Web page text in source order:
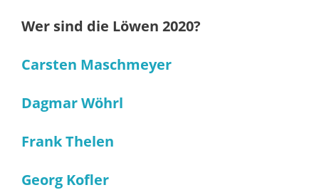
Wer sind die Löwen 2020?
Carsten Maschmeyer
Dagmar Wöhrl
Frank Thelen
Georg Kofler